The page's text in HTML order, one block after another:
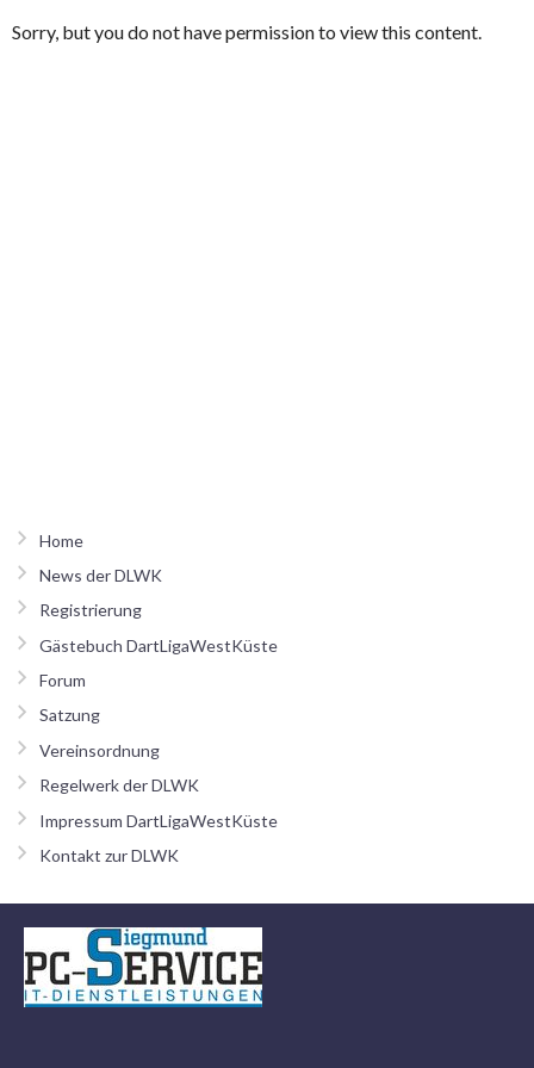
Sorry, but you do not have permission to view this content.
Home
News der DLWK
Registrierung
Gästebuch DartLigaWestKüste
Forum
Satzung
Vereinsordnung
Regelwerk der DLWK
Impressum DartLigaWestKüste
Kontakt zur DLWK